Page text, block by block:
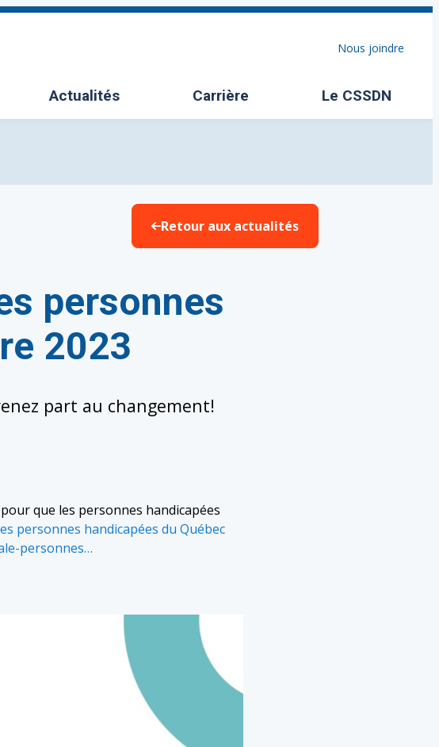
Nous joindre
Actualités Carrière Le CSSDN
Ouvrir/Fermer
Retour aux actualités
personnes
2023
part au changement!
que les personnes handicapées
personnes handicapées du Québec
personnes…